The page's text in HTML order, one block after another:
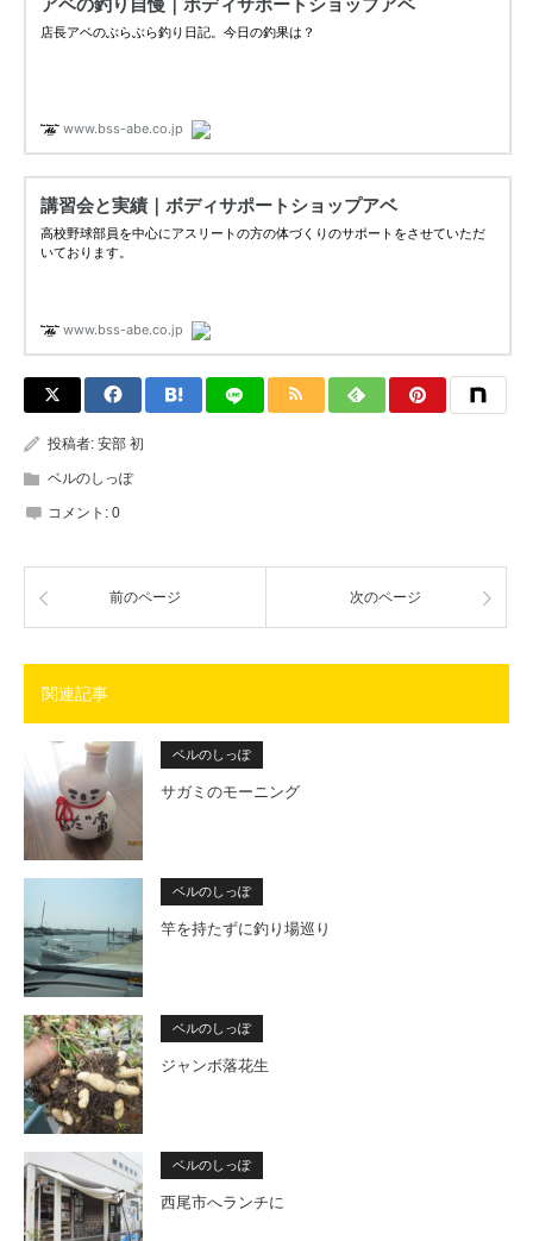
投稿者: 安部 初
ベルのしっぽ
コメント: 0
前のページ 次のページ
関連記事
ベルのしっぽ
サガミのモーニング
ベルのしっぽ
竿を持たずに釣り場巡り
ベルのしっぽ
ジャンボ落花生
ベルのしっぽ
西尾市へランチに